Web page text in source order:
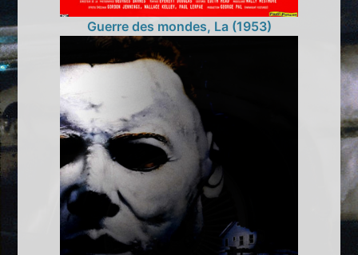
Guerre des mondes, La (1953)